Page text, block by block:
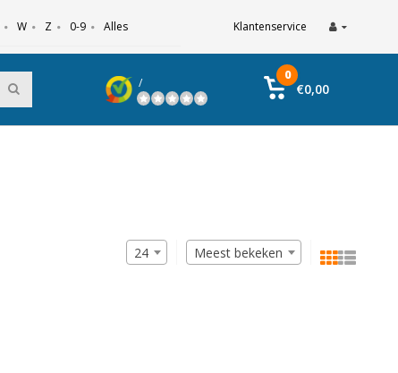
W Z 0-9 Alles Klantenservice
/
0
€0,00
Meest bekeken
24